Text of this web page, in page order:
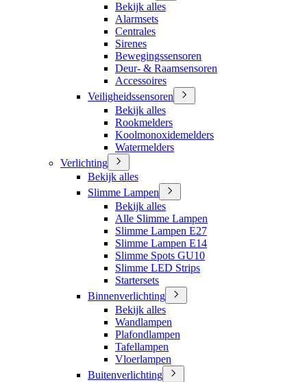
Bekijk alles
Alarmsets
Centrales
Sirenes
Bewegingssensoren
Deur- & Raamsensoren
Accessoires
Veiligheidssensoren
Bekijk alles
Rookmelders
Koolmonoxidemelders
Watermelders
Verlichting
Bekijk alles
Slimme Lampen
Bekijk alles
Alle Slimme Lampen
Slimme Lampen E27
Slimme Lampen E14
Slimme Spots GU10
Slimme LED Strips
Startersets
Binnenverlichting
Bekijk alles
Wandlampen
Plafondlampen
Tafellampen
Vloerlampen
Buitenverlichting